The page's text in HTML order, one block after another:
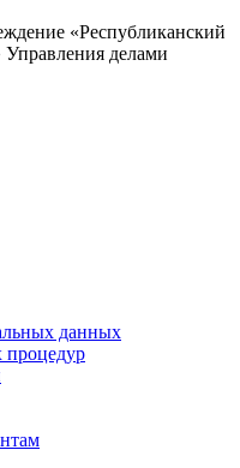
«Республиканский
делами
данных
процедур